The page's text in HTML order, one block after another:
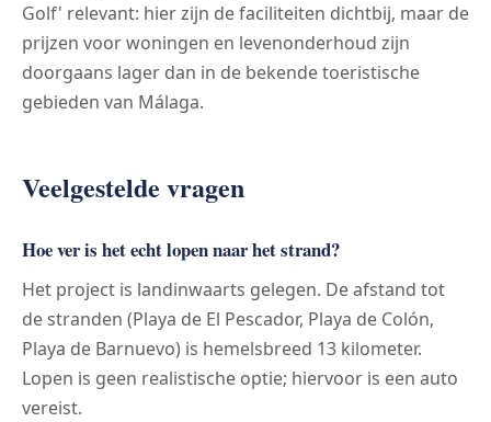
Golf' relevant: hier zijn de faciliteiten dichtbij, maar de
prijzen voor woningen en levenonderhoud zijn
doorgaans lager dan in de bekende toeristische
gebieden van Málaga.
Veelgestelde vragen
Hoe ver is het echt lopen naar het strand?
Het project is landinwaarts gelegen. De afstand tot
de stranden (Playa de El Pescador, Playa de Colón,
Playa de Barnuevo) is hemelsbreed 13 kilometer.
Lopen is geen realistische optie; hiervoor is een auto
vereist.